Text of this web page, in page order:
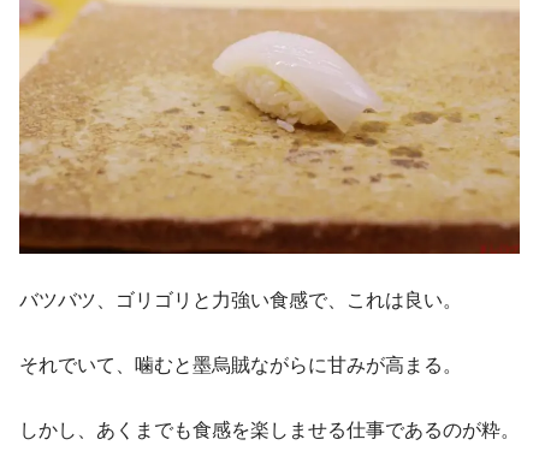
バツバツ、ゴリゴリと力強い食感で、これは良い。
それでいて、噛むと墨烏賊ながらに甘みが高まる。
しかし、あくまでも食感を楽しませる仕事であるのが粋。